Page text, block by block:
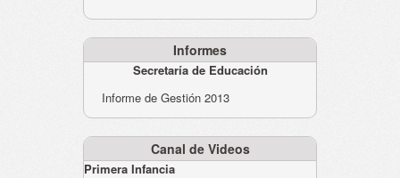
Informes
Secretaría de Educación
Informe de Gestión 2013
Canal de Videos
Primera Infancia